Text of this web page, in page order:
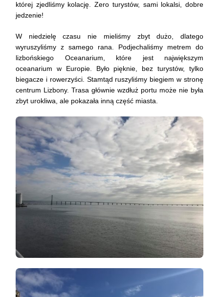
której zjedliśmy kolację. Zero turystów, sami lokalsi, dobre
jedzenie!
W niedzielę czasu nie mieliśmy zbyt dużo, dlatego
wyruszyliśmy z samego rana. Podjechaliśmy metrem do
lizbońskiego Oceanarium, które jest największym
oceanarium w Europie. Było pięknie, bez turystów, tylko
biegacze i rowerzyści. Stamtąd ruszyliśmy biegiem w stronę
centrum Lizbony. Trasa głównie wzdłuż portu może nie była
zbyt urokliwa, ale pokazała inną część miasta.